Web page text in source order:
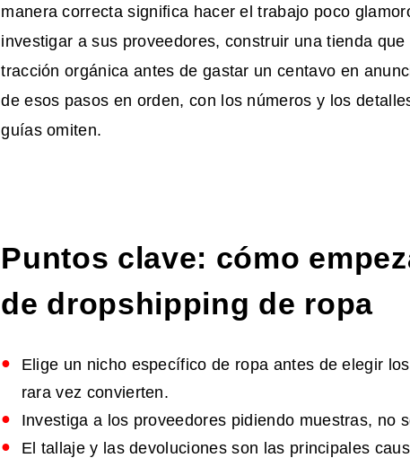
manera correcta significa hacer el trabajo poco
investigar a sus proveedores, construir una tienda
tracción orgánica antes de gastar un centavo en
de esos pasos en orden, con los números y los
guías omiten.
Puntos clave: cómo
de dropshipping de ropa
Elige un nicho específico de ropa antes de elegir
rara vez convierten.
Investiga a los proveedores pidiendo muestras, no
El tallaje y las devoluciones son las principales